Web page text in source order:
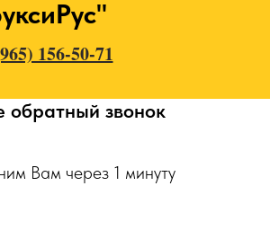
156-50-71
обратный звонок
Вам через 1 минуту